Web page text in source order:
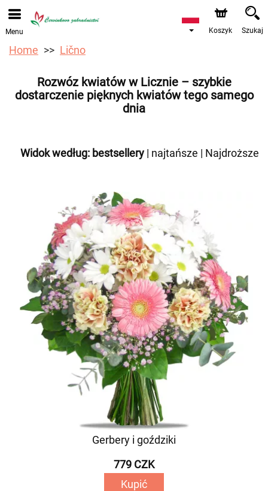
Przyjmujemy zamówienia za pośrednictwem naszego
sklepu internetowego. Najbliższy możliwy termin dostawy
to 12.08.2026 z powodu urlopu.
Menu Koszyk Szukaj
Home Lično
Rozwóz kwiatów w Licznie – szybkie
dostarczenie pięknych kwiatów tego samego
dnia
Widok według: bestsellery | najtańsze | Najdroższe
Gerbery i goździki
779 CZK
Kupić